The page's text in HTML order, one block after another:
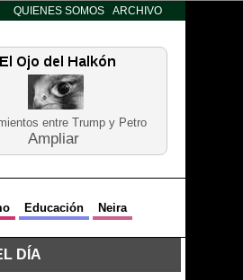
QUIENES SOMOS ARCHIVO
entre Trump y Petro
Ampliar
Educación Neira
DÍA